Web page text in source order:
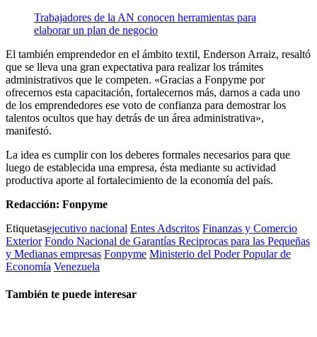
Trabajadores de la AN conocen herramientas para
elaborar un plan de negocio
El también emprendedor en el ámbito textil, Enderson Arraiz, resaltó
que se lleva una gran expectativa para realizar los trámites
administrativos que le competen. «Gracias a Fonpyme por
ofrecernos esta capacitación, fortalecernos más, darnos a cada uno
de los emprendedores ese voto de confianza para demostrar los
talentos ocultos que hay detrás de un área administrativa»,
manifestó.
La idea es cumplir con los deberes formales necesarios para que
luego de establecida una empresa, ésta mediante su actividad
productiva aporte al fortalecimiento de la economía del país.
Redacción: Fonpyme
Etiquetasejecutivo nacional Entes Adscritos Finanzas y Comercio
Exterior Fondo Nacional de Garantías Reciprocas para las Pequeñas
y Medianas empresas Fonpyme Ministerio del Poder Popular de
Economía Venezuela
También te puede interesar